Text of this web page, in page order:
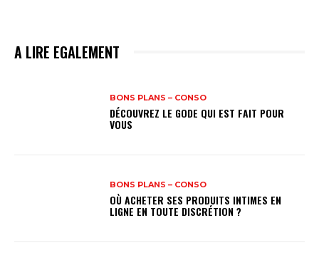
A LIRE EGALEMENT
BONS PLANS – CONSO
DÉCOUVREZ LE GODE QUI EST FAIT POUR
VOUS
BONS PLANS – CONSO
OÙ ACHETER SES PRODUITS INTIMES EN
LIGNE EN TOUTE DISCRÉTION ?